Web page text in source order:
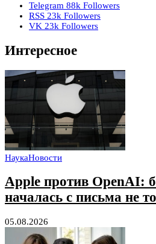
Telegram 88k Followers
RSS 23k Followers
VK 23k Followers
Интересное
НаукаНовости
Apple против OpenAI:
началась с письма не
05.08.2026